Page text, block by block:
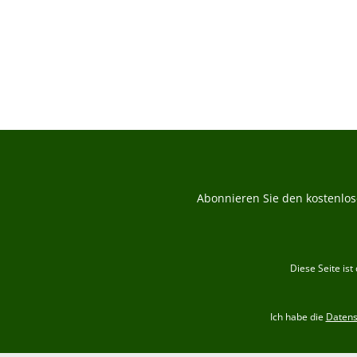
Abonnieren Sie den
Diese Seite
Ich habe die